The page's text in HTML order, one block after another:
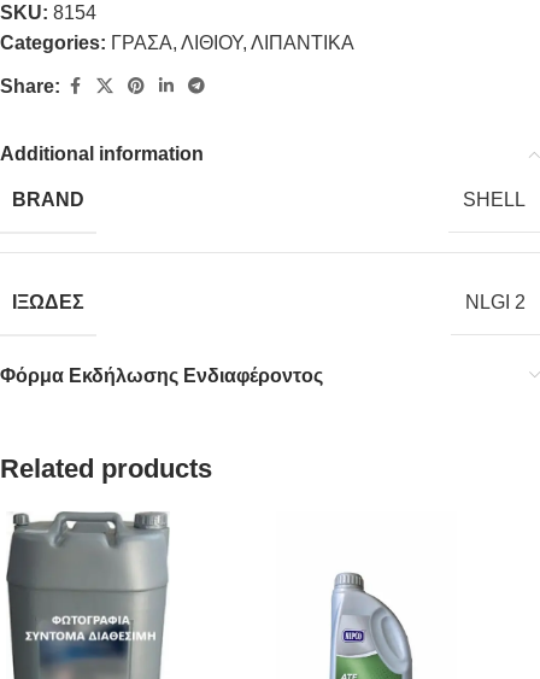
SKU: 8154
Categories: ΓΡΑΣΑ, ΛΙΘΙΟΥ, ΛΙΠΑΝΤΙΚΑ
Share:
Additional information
BRAND SHELL
ΙΞΩΔΕΣ NLGI 2
Φόρμα Εκδήλωσης Ενδιαφέροντος
Related products